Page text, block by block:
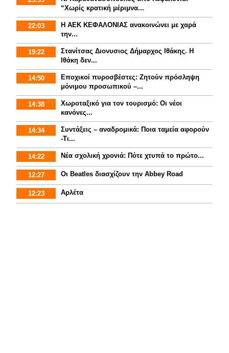
“Χωρίς κρατική μέριμνα...
22:03
Η ΑΕΚ ΚΕΦΑΛΟΝΙΑΣ ανακοινώνει με χαρά
την...
19:22
Στανίτσας Διονυσιος Δήμαρχος Ιθάκης. Η
Ιθάκη δεν...
14:50
Εποχικοί πυροσβέστες: Ζητούν πρόσληψη
μόνιμου προσωπικού –...
14:38
Χωροταξικό για τον τουρισμό: Οι νέοι
κανόνες...
14:34
Συντάξεις – αναδρομικά: Ποια ταμεία αφορούν
-Τι...
14:22 Νέα σχολική χρονιά: Πότε χτυπά το πρώτο...
12:27 Οι Beatles διασχίζουν την Abbey Road
12:23 Αρλέτα